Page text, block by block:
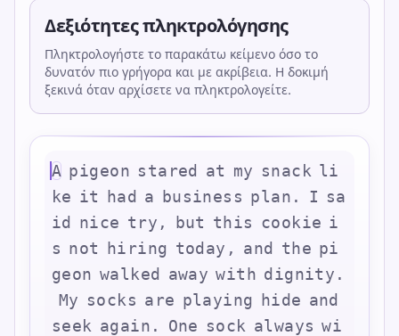
Δεξιότητες πληκτρολόγησης
Πληκτρολογήστε το παρακάτω κείμενο όσο το
δυνατόν πιο γρήγορα και με ακρίβεια. Η δοκιμή
ξεκινά όταν αρχίσετε να πληκτρολογείτε.
A pigeon sta red at my snac k li
ke it had a busines s plan . I sa
id nice t ry , but t his cookie i
s not hi ring tod ay , and t he pi
geon wal ked away wit h d ignity .
My socks a re playing hide and
seek again . One sock always wi